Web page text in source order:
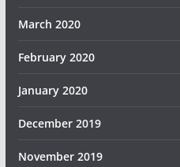
March 2020
February 2020
January 2020
December 2019
November 2019